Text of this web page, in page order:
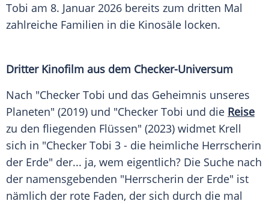
Tobi am 8. Januar 2026 bereits zum dritten Mal
zahlreiche Familien in die Kinosäle locken.
Dritter Kinofilm aus dem Checker-Universum
Nach "Checker Tobi und das Geheimnis unseres
Planeten" (2019) und "Checker Tobi und die Reise
zu den fliegenden Flüssen" (2023) widmet Krell
sich in "Checker Tobi 3 - die heimliche Herrscherin
der Erde" der... ja, wem eigentlich? Die Suche nach
der namensgebenden "Herrscherin der Erde" ist
nämlich der rote Faden, der sich durch die mal